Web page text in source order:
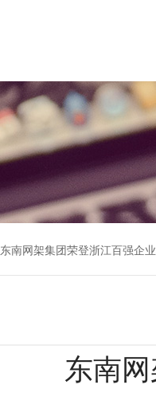
东南网架集团荣登浙江百强企
东南